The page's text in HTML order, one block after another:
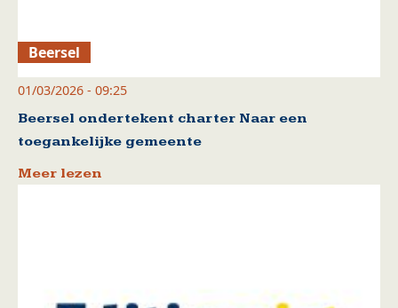
Beersel
01/03/2026 - 09:25
Beersel ondertekent charter Naar een
toegankelijke gemeente
Meer lezen